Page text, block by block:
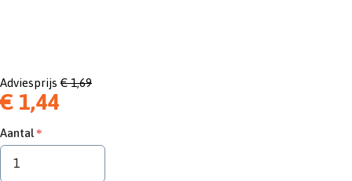
Adviesprijs € 1,69
€ 1,44
Aantal